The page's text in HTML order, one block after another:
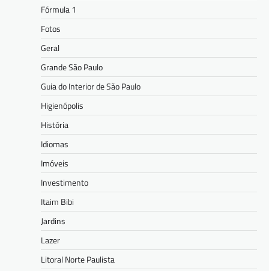
Fórmula 1
Fotos
Geral
Grande São Paulo
Guia do Interior de São Paulo
Higienópolis
História
Idiomas
Imóveis
Investimento
Itaim Bibi
Jardins
Lazer
Litoral Norte Paulista